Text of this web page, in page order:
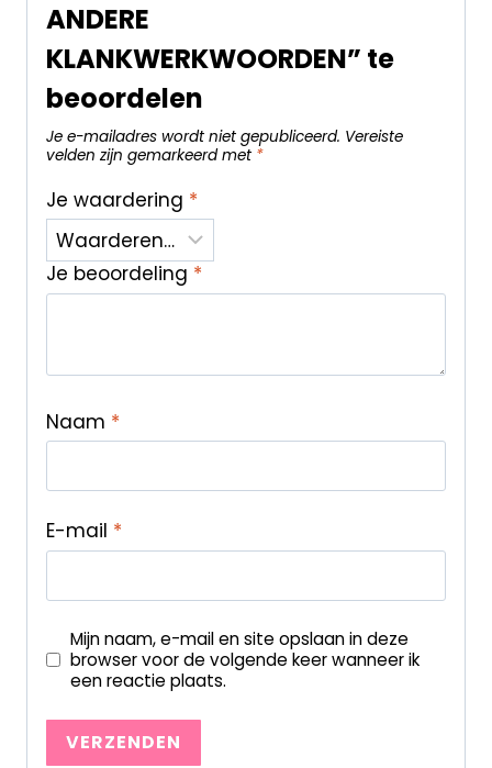
ANDERE
KLANKWERKWOORDEN” te
beoordelen
Je e-mailadres wordt niet gepubliceerd. Vereiste
velden zijn gemarkeerd met *
Je waardering *
Je beoordeling *
Naam *
E-mail *
Mijn naam, e-mail en site opslaan in deze
browser voor de volgende keer wanneer ik
een reactie plaats.